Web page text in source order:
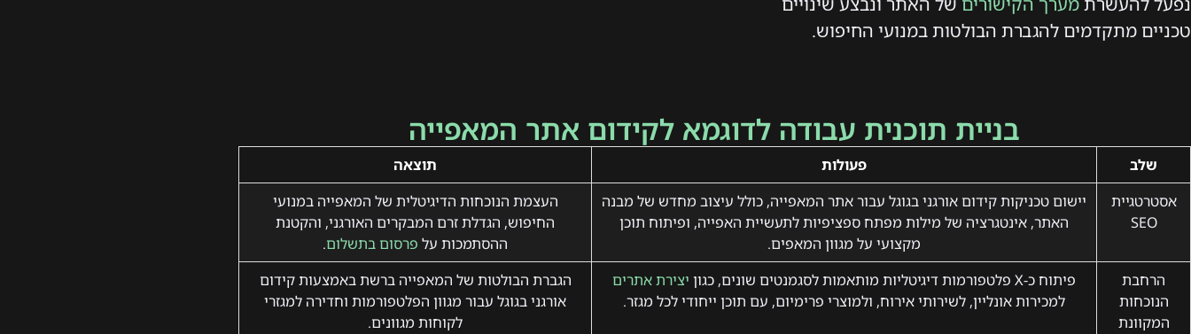
טכניים מתקדמים להגברת הבולטות במנועי החיפוש.
בניית תוכנית עבודה לדוגמא לקידום אתר המאפייה
שלב פעולות
תוצאה
אסטרטגיית
SEO
יישום טכניקות קידום אורגני בגוגל עבור אתר המאפייה, כולל עיצוב מחדש של מבנה
האתר, אינטגרציה של מילות מפתח ספציפיות לתעשיית האפייה, ופיתוח תוכן
מקצועי על מגוון המאפים.
העצמת הנוכחות הדיגיטלית של המאפייה במנועי
החיפוש, הגדלת זרם המבקרים האורגני, והקטנת
ההסתמכות על פרסום בתשלום.
הרחבת
הנוכחות
המקוונת
פיתוח כ-X פלטפורמות דיגיטליות מותאמות לסגמנטים שונים, כגון
יצירת אתרים
למכירות אונליין, לשירותי אירוח, ולמוצרי פרימיום, עם תוכן ייחודי לכל מגזר.
הגברת הבולטות של המאפייה ברשת באמצעות קידום
אורגני בגוגל עבור מגוון הפלטפורמות וחדירה למגזרי
לקוחות מגוונים.